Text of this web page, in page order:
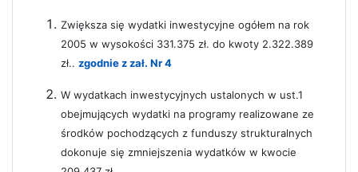
Zwiększa się wydatki inwestycyjne ogółem na rok
2005 w wysokości 331.375 zł. do kwoty 2.322.389
zł.. zgodnie z zał. Nr 4
W wydatkach inwestycyjnych ustalonych w ust.1
obejmujących wydatki na programy realizowane ze
środków pochodzących z funduszy strukturalnych
dokonuje się zmniejszenia wydatków w kwocie